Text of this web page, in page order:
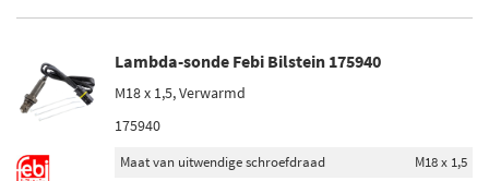
Lambda-sonde Febi Bilstein 175940
M18 x 1,5, Verwarmd
175940
Maat van uitwendige schroefdraad
M18 x 1,5